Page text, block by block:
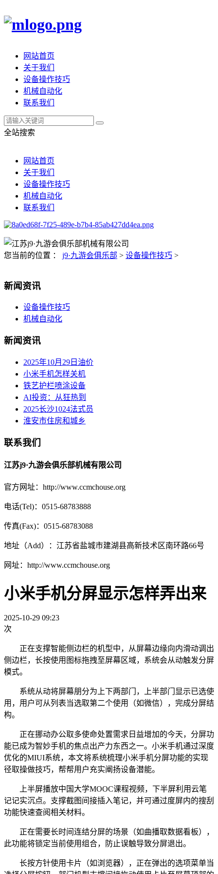
网站首页
关于我们
设备操作技巧
机械自动化
联系我们
全站搜索
网站首页
关于我们
设备操作技巧
机械自动化
联系我们
您当前的位置 ： j9·九游会俱乐部 > 设备操作技巧 >
新闻资讯
设备操作技巧
机械自动化
新闻资讯
2025年10月29日油价
小米手机怎样关机
铁艺护栏喷涂设备
AI投资：从狂热到
2025长沙1024法式员
淮安市住房和城乡
联系我们
江苏j9·九游会俱乐部机械有限公司
官方网址：http://www.ccmchouse.org
电话(Tel)：0515-68783888
传真(Fax)：0515-68783088
地址（Add）：江苏省盐城市建湖县高新技术区南环路66号
网址：http://www.ccmchouse.org
小米手机分屏显示怎样弄出来
2025-10-29 09:23
次
正在支撑智能侧边栏的机型中，从屏幕边缘向内滑动调出
侧边栏，长按使用图标拖拽至屏幕区域，系统会从动触发分屏
模式。
系统从动将屏幕朋分为上下两部门，上半部门显示已选使
用，用户可从列表当选取第二个使用（如微信），完成分屏结
构。
正在挪动办公取多使命处置需求日益增加的今天，分屏功
能已成为智妙手机的焦点出产力东西之一。小米手机通过深度
优化的MIUI系统，本文将系统梳理小米手机分屏功能的实现
径取操做技巧，帮帮用户充实阐扬设备潜能。
上半屏播放中国大学MOOC课程视频，下半屏利用云笔
记记实沉点。支撑截图间接插入笔记，并可通过度屏内的搜刮
功能快速查阅相关材料。
正在需要长时间连结分屏的场景（如曲播取数据看板），
此功能将锁定当前使用组合，防止误触导致分屏退出。
长按方针使用卡片（如浏览器），正在弹出的选项菜单当